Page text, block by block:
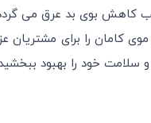
کاهش بوی بد عرق می
را برای مشتریان
سلامت خود را بهبود